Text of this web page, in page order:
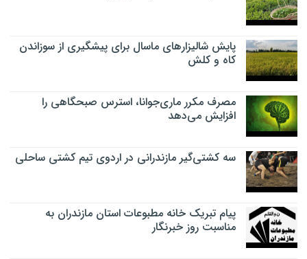
پایش شالیزار‌های ماسال برای پیشگیری از سوزاندن
کاه و کلش
مصرف مکرر ماری‌جوانا، استرس صبحگاهی را
افزایش می‌دهد
سه کشتی‌گیر مازندرانی در اردوی تیم کشتی ساحلی
پیام تبریک خانه مطبوعات استان مازندران به
مناسبت روز خبرنگار